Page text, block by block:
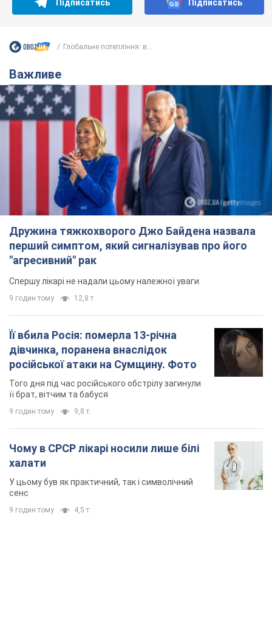
Дружина тяжкохворого Джо Байдена назвала
перший симптом, який сигналізував про його
"агресивний" рак
Спершу лікарі не надали цьому належної уваги
12,8 т.
Її вбила Росія: померла 13-річна
дівчинка, поранена внаслідок
російської атаки на Сумщину. Фото
Того дня під час російського обстрілу загинули
Чому в СРСР лікарі носили лише білі
халати
У цьому був як практичний, так і символічний
сенс
9 годин тому 4,5 т.